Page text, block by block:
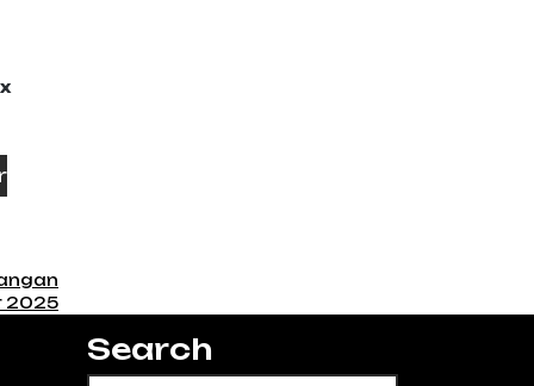
2025
Search